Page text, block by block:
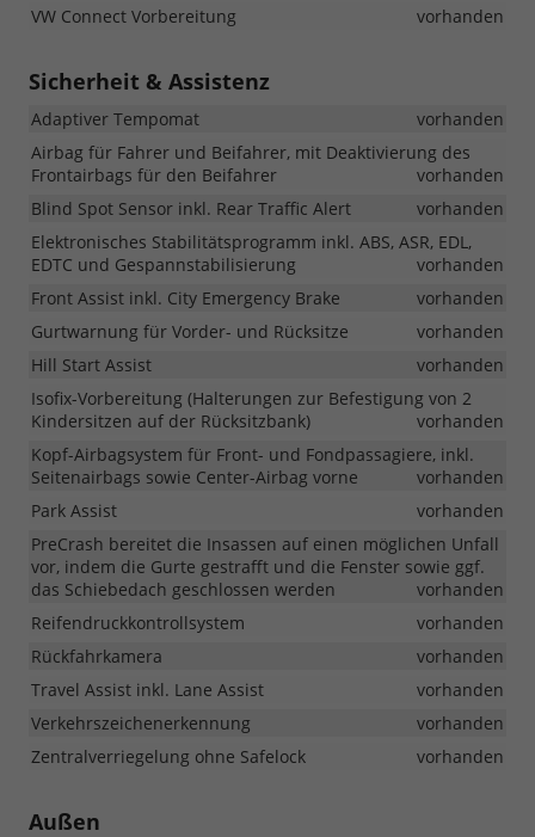
VW Connect Vorbereitung
vorhanden
Sicherheit & Assistenz
Adaptiver Tempomat
vorhanden
Airbag für Fahrer und Beifahrer, mit Deaktivierung des
Frontairbags für den Beifahrer
vorhanden
Blind Spot Sensor inkl. Rear Traffic Alert
vorhanden
Elektronisches Stabilitätsprogramm inkl. ABS, ASR, EDL,
EDTC und Gespannstabilisierung
vorhanden
Front Assist inkl. City Emergency Brake
vorhanden
Gurtwarnung für Vorder- und Rücksitze
vorhanden
Hill Start Assist
vorhanden
Isofix-Vorbereitung (Halterungen zur Befestigung von 2
Kindersitzen auf der Rücksitzbank)
vorhanden
Kopf-Airbagsystem für Front- und Fondpassagiere, inkl.
Seitenairbags sowie Center-Airbag vorne
vorhanden
Park Assist
vorhanden
PreCrash bereitet die Insassen auf einen möglichen Unfall
vor, indem die Gurte gestrafft und die Fenster sowie ggf.
das Schiebedach geschlossen werden
vorhanden
Reifendruckkontrollsystem
vorhanden
Rückfahrkamera
vorhanden
Travel Assist inkl. Lane Assist
vorhanden
Verkehrszeichenerkennung
vorhanden
Zentralverriegelung ohne Safelock
vorhanden
Außen